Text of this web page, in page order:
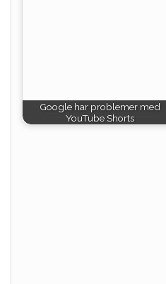
Google har problemer med
YouTube Shorts